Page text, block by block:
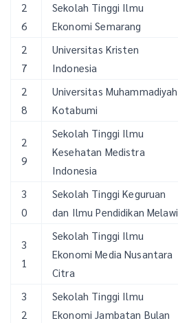
2
6
Sekolah Tinggi Ilmu
Ekonomi Semarang
2
7
Universitas Kristen
Indonesia
2
8
Universitas Muhammadiyah
Kotabumi
2
9
Sekolah Tinggi Ilmu
Kesehatan Medistra
Indonesia
3
0
Sekolah Tinggi Keguruan
dan Ilmu Pendidikan Melawi
3
1
Sekolah Tinggi Ilmu
Ekonomi Media Nusantara
Citra
3
2
Sekolah Tinggi Ilmu
Ekonomi Jambatan Bulan